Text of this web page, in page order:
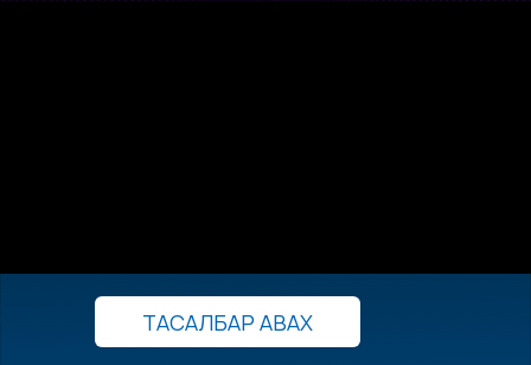
ТАСАЛБАР АВАХ